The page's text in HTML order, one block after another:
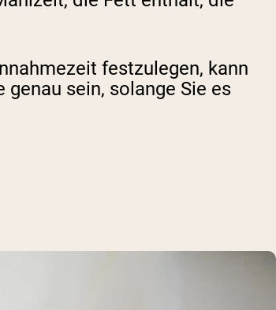
festzulegen, kann
sein, solange Sie es